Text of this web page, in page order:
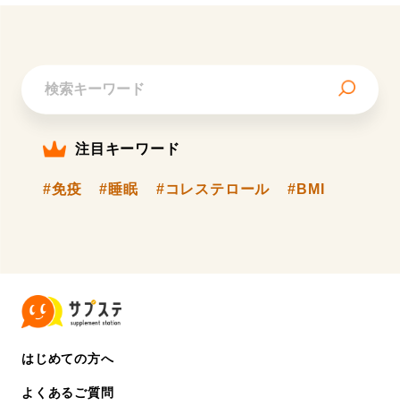
注目キーワード
#免疫 #睡眠 #コレステロール #BMI
はじめての方へ
よくあるご質問